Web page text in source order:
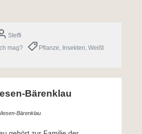
Steffi
mag?
Pflanze, Insekten, Weißt
Bärenklau
Bärenklau